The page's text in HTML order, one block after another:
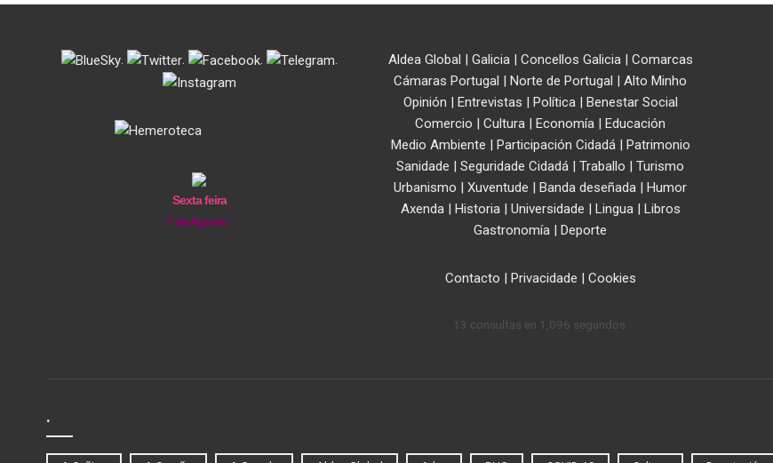
. . . .
Sexta feira
7 de Agosto
Aldea Global | Galicia| Concellos Galicia| Comarcas
Cámaras Portugal | Norte de Portugal | Alto Minho
Opinión | Entrevistas | Política| Benestar Social
Comercio | Cultura | Economía | Educación
Medio Ambiente | Participación Cidadá| Patrimonio
Sanidade | Seguridade Cidadá | Traballo | Turismo
Urbanismo | Xuventude | Banda deseñada | Humor
Axenda| Historia| Universidade | Lingua| Libros
Gastronomía | Deporte
Contacto | Privacidade | Cookies
13 consultas en 1,096 segundos.
.